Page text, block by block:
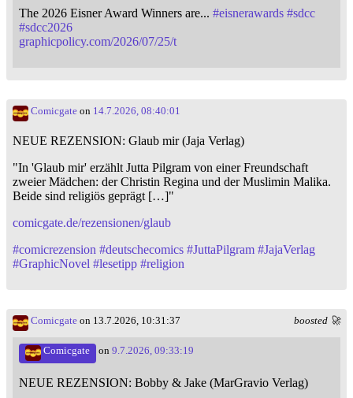
The 2026 Eisner Award Winners are... #eisnerawards #sdcc
#sdcc2026
graphicpolicy.com/2026/07/25/t
Comicgate on 14.7.2026, 08:40:01
NEUE REZENSION: Glaub mir (Jaja Verlag)
"In 'Glaub mir' erzählt Jutta Pilgram von einer Freundschaft
zweier Mädchen: der Christin Regina und der Muslimin Malika.
Beide sind religiös geprägt […]"
comicgate.de/rezensionen/glaub
#comicrezension #deutschecomics #JuttaPilgram #JajaVerlag
#GraphicNovel #lesetipp #religion
boosted 🚀
Comicgate on 13.7.2026, 10:31:37
Comicgate on 9.7.2026, 09:33:19
NEUE REZENSION: Bobby & Jake (MarGravio Verlag)